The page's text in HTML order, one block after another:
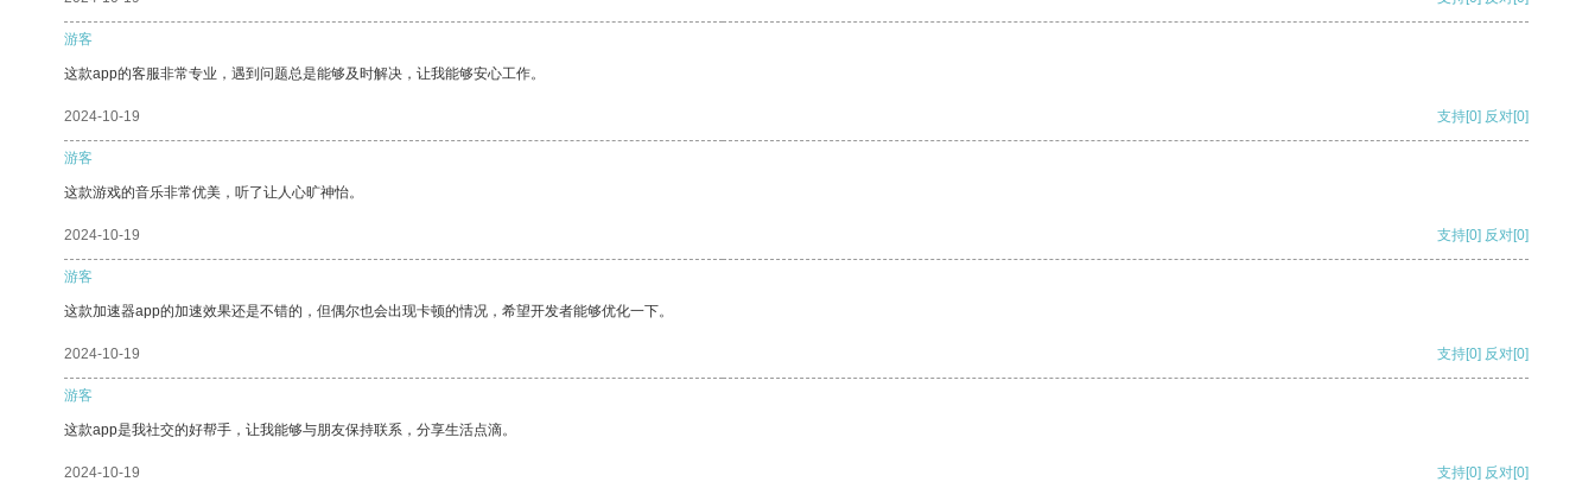
游客
这款app的客服非常专业，遇到问题总是能够及时解决，让我能够安心工作。
2024-10-19 支持[0] 反对[0]
游客
这款游戏的音乐非常优美，听了让人心旷神怡。
2024-10-19 支持[0] 反对[0]
游客
这款加速器app的加速效果还是不错的，但偶尔也会出现卡顿的情况，希望开发者能够优化一下。
2024-10-19 支持[0] 反对[0]
游客
这款app是我社交的好帮手，让我能够与朋友保持联系，分享生活点滴。
2024-10-19 支持[0] 反对[0]